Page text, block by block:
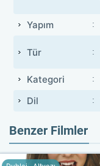
Yapım
Tür
Kategori
Dil
Benzer Filmler